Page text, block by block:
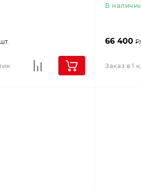
В
66 400
Заказ в 1